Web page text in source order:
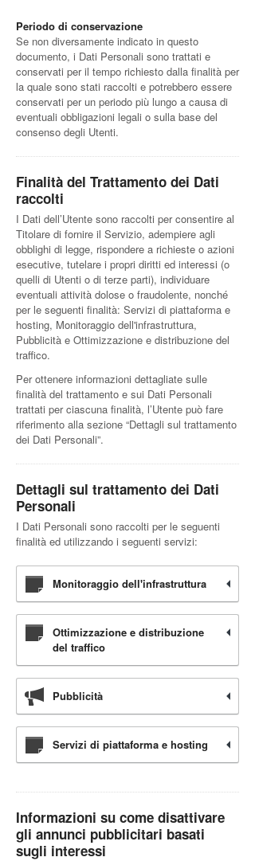
Periodo di conservazione
Se non diversamente indicato in questo
documento, i Dati Personali sono trattati e
conservati per il tempo richiesto dalla finalità per
la quale sono stati raccolti e potrebbero essere
conservati per un periodo più lungo a causa di
eventuali obbligazioni legali o sulla base del
consenso degli Utenti.
Finalità del Trattamento dei Dati
raccolti
I Dati dell’Utente sono raccolti per consentire al
Titolare di fornire il Servizio, adempiere agli
obblighi di legge, rispondere a richieste o azioni
esecutive, tutelare i propri diritti ed interessi (o
quelli di Utenti o di terze parti), individuare
eventuali attività dolose o fraudolente, nonché
per le seguenti finalità: Servizi di piattaforma e
hosting, Monitoraggio dell'infrastruttura,
Pubblicità e Ottimizzazione e distribuzione del
traffico.
Per ottenere informazioni dettagliate sulle
finalità del trattamento e sui Dati Personali
trattati per ciascuna finalità, l’Utente può fare
riferimento alla sezione “Dettagli sul trattamento
dei Dati Personali”.
Dettagli sul trattamento dei Dati
Personali
I Dati Personali sono raccolti per le seguenti
finalità ed utilizzando i seguenti servizi:
Monitoraggio dell'infrastruttura
Ottimizzazione e distribuzione
del traffico
Pubblicità
Servizi di piattaforma e hosting
Informazioni su come disattivare
gli annunci pubblicitari basati
sugli interessi